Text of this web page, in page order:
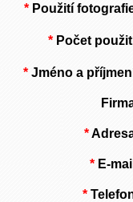
*Použití
*Počet
*Jméno a
*
*E-
*